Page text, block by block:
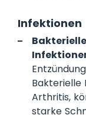
Infektionen
Bakterielle
Arthritis,
starke